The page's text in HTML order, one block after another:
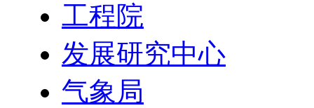
工程院
发展研究中心
气象局